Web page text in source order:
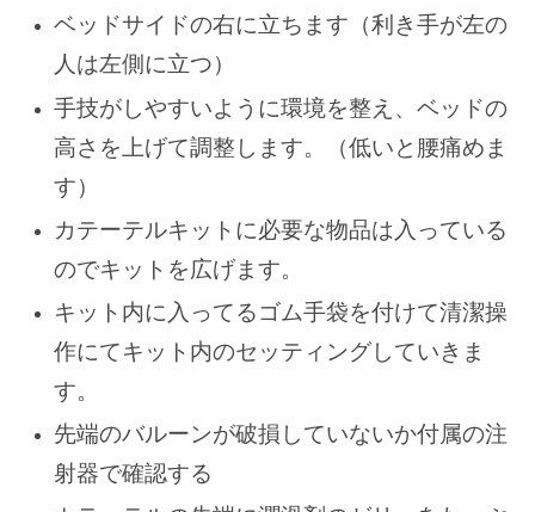
ベッドサイドの右に立ちます（利き手が左の
人は左側に立つ）
手技がしやすいように環境を整え、ベッドの
高さを上げて調整します。（低いと腰痛めま
す）
カテーテルキットに必要な物品は入っている
のでキットを広げます。
キット内に入ってるゴム手袋を付けて清潔操
作にてキット内のセッティングしていきま
す。
先端のバルーンが破損していないか付属の注
射器で確認する